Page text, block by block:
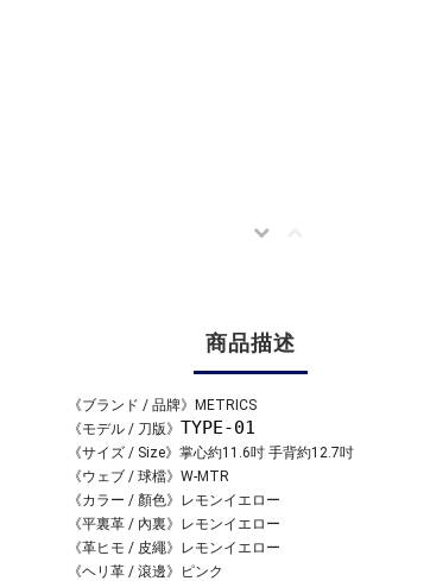
商品描述
《ブランド / 品牌》 METRICS
《モデル / 刀版》 TYPE-01
《サイズ / Size》掌心約11.6吋 手背約12.7吋
《ウェブ / 球檔》 W-MTR
《カラー / 顏色》 レモンイエロー
《平裏革 / 內裏》 レモンイエロー
《革ヒモ / 皮繩》 レモンイエロー
《ヘリ革 / 滾邊》 ピンク